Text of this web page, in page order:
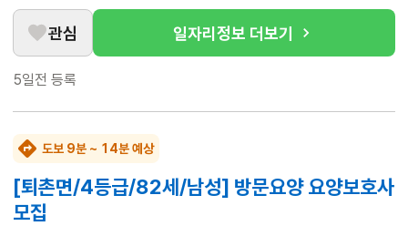
관심 일자리정보 더보기
5일전 등록
도보 9분 ~ 14분 예상
[퇴촌면/4등급/82세/남성] 방문요양 요양보호사
모집